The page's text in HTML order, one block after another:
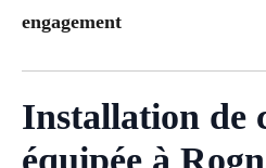
engagement
Installation de
équipée à